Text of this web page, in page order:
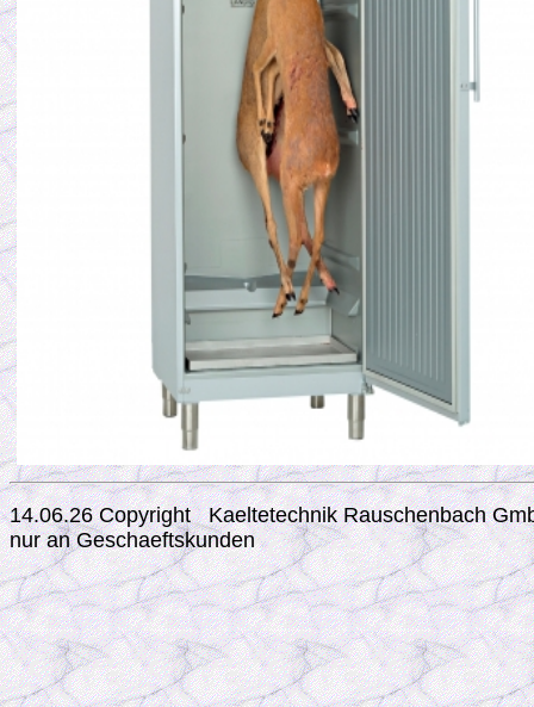
14.06.26 Copyright Kaeltetechnik Rauschenbach
nur an Geschaeftskunden